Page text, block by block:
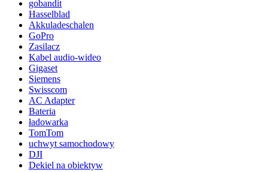
gobandit
Hasselblad
Akkuladeschalen
GoPro
Zasilacz
Kabel audio-wideo
Gigaset
Siemens
Swisscom
AC Adapter
Bateria
ładowarka
TomTom
uchwyt samochodowy
DJI
Dekiel na obiektyw